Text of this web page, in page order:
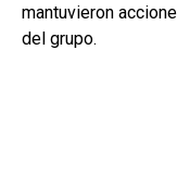
mantuvieron
del grupo.